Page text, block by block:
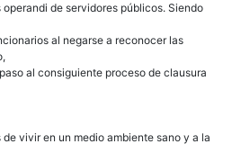
de servidores públicos. Siendo
al negarse a reconocer las
al consiguiente proceso de clausura
vivir en un medio ambiente sano y a la